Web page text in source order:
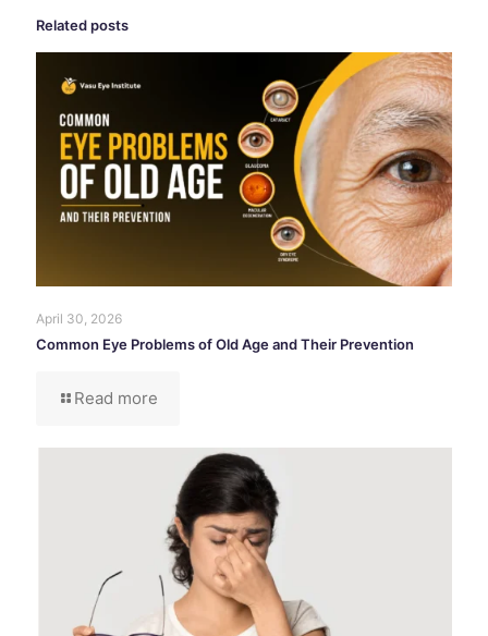
Related posts
April 30, 2026
Common Eye Problems of Old Age and Their Prevention
Read more